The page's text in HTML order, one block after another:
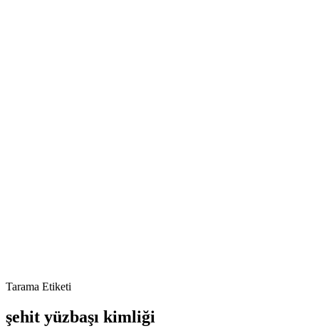
Tarama Etiketi
şehit yüzbaşı kimliği